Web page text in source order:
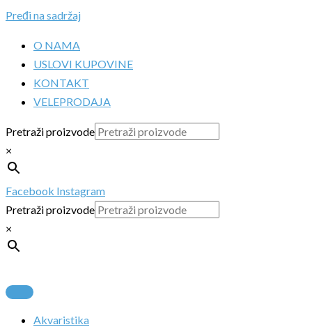
Pređi na sadržaj
O NAMA
USLOVI KUPOVINE
KONTAKT
VELEPRODAJA
Pretraži proizvode
×
Facebook Instagram
Pretraži proizvode
×
Akvaristika